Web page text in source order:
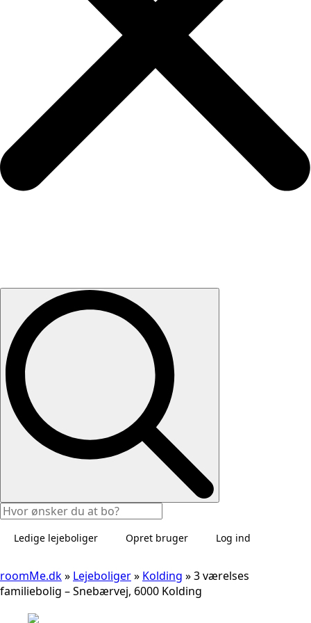
Ledige lejeboliger Opret bruger Log ind
roomMe.dk» Lejeboliger» Kolding »3 værelses
familiebolig – Snebærvej, 6000 Kolding